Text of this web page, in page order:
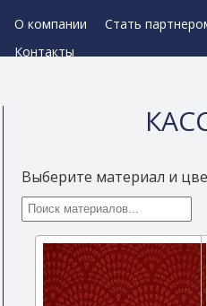
О компании
Стать
Контакты
Выберите материал и